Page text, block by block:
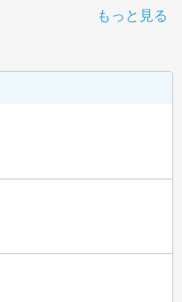
もっと見る